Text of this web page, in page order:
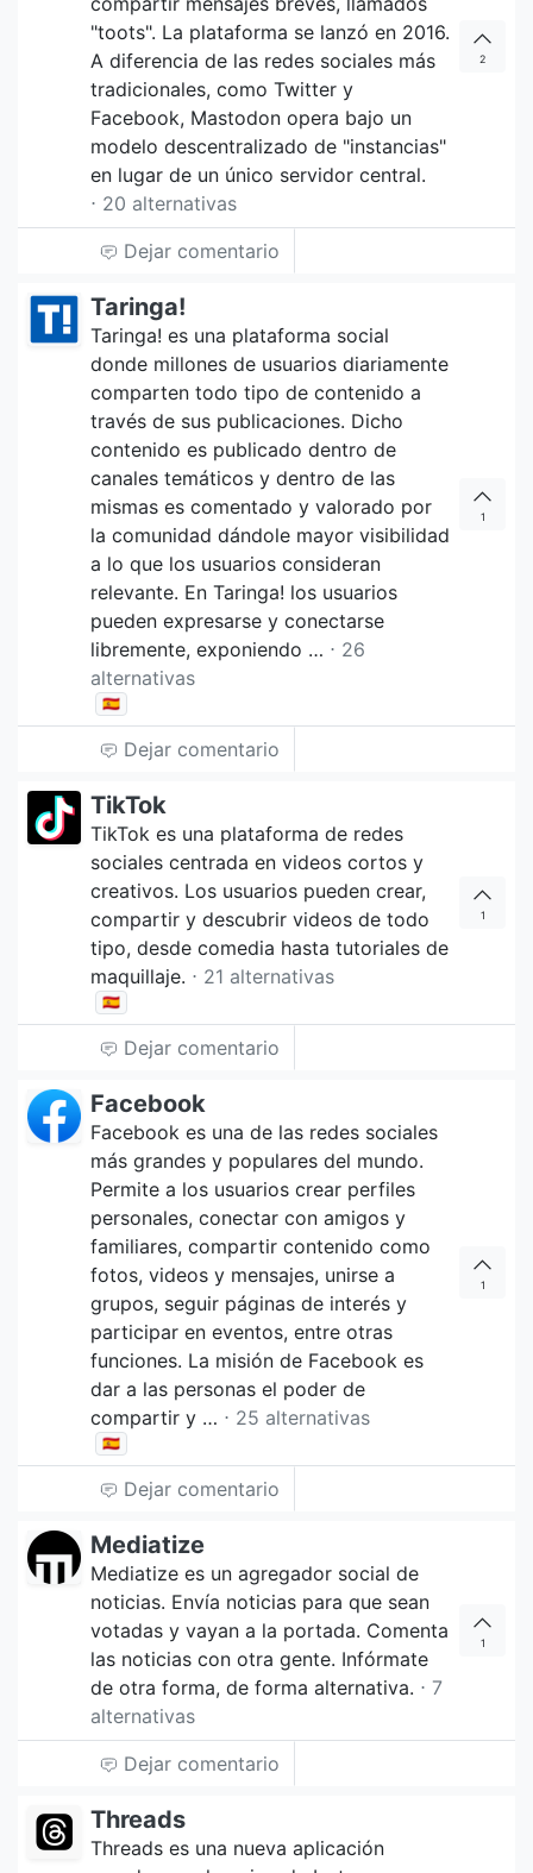
"toots". La plataforma se lanzó en 2016.
A diferencia de las redes sociales más
tradicionales, como Twitter y
Facebook, Mastodon opera bajo un
modelo descentralizado de "instancias"
en lugar de un único servidor central.
⋅ 20 alternativas
2
Dejar comentario
Taringa!
Taringa! es una plataforma social
donde millones de usuarios diariamente
comparten todo tipo de contenido a
través de sus publicaciones. Dicho
contenido es publicado dentro de
canales temáticos y dentro de las
mismas es comentado y valorado por
la comunidad dándole mayor visibilidad
a lo que los usuarios consideran
relevante. En Taringa! los usuarios
pueden expresarse y conectarse
libremente, exponiendo … ⋅ 26
alternativas
🇪🇸
1
Dejar comentario
TikTok
TikTok es una plataforma de redes
sociales centrada en videos cortos y
creativos. Los usuarios pueden crear,
compartir y descubrir videos de todo
tipo, desde comedia hasta tutoriales de
maquillaje. ⋅ 21 alternativas
🇪🇸
1
Dejar comentario
Facebook
Facebook es una de las redes sociales
más grandes y populares del mundo.
Permite a los usuarios crear perfiles
personales, conectar con amigos y
familiares, compartir contenido como
fotos, videos y mensajes, unirse a
grupos, seguir páginas de interés y
participar en eventos, entre otras
funciones. La misión de Facebook es
dar a las personas el poder de
compartir y … ⋅ 25 alternativas
🇪🇸
1
Dejar comentario
Mediatize
Mediatize es un agregador social de
noticias. Envía noticias para que sean
votadas y vayan a la portada. Comenta
las noticias con otra gente. Infórmate
de otra forma, de forma alternativa. ⋅ 7
alternativas
1
Dejar comentario
Threads
Threads es una nueva aplicación